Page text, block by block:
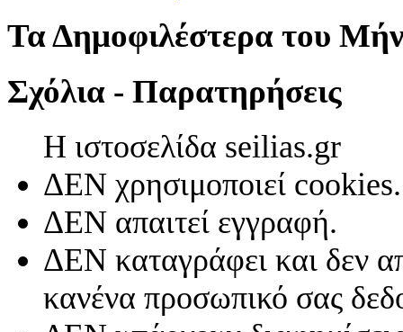
Τα Δημοφιλέστερα του
Σχόλια - Παρατηρήσεις
Η ιστοσελίδα seilias.gr
ΔΕΝ χρησιμοποιεί cookies.
ΔΕΝ απαιτεί εγγραφή.
ΔΕΝ καταγράφει και δεν
κανένα προσωπικό σας